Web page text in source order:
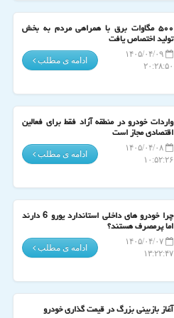
۵۰۰ مگاوات برق با همراهی مردم به بخش
تولید اختصاص یافت
۱۴۰۵/۰۴/۰۹
۲۰:۲۸:۵۰
ادامه ی مطلب
واردات خودرو در منطقه آزاد فقط برای فعالین
اقتصادی مجاز است
۱۴۰۵/۰۴/۰۸
۱۰:۵۲:۲۶
ادامه ی مطلب
چرا خودرو های داخلی استاندارد یورو 6 دارند
اما پرمصرف هستند؟
۱۴۰۵/۰۴/۰۷
۱۳:۲۲:۴۷
ادامه ی مطلب
آغاز بازبینی بزرگ در قیمت گذاری خودرو